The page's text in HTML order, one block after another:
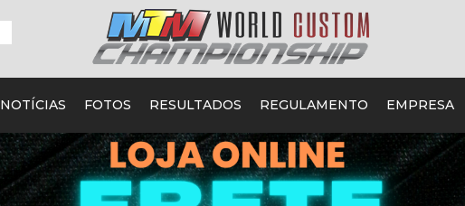
NOTÍCIAS FOTOS RESULTADOS REGULAMENTO EMPRESA